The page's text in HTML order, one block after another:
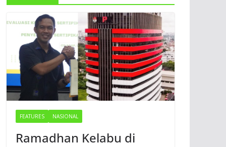
FEATURES NASIONAL
Ramadhan Kelabu di